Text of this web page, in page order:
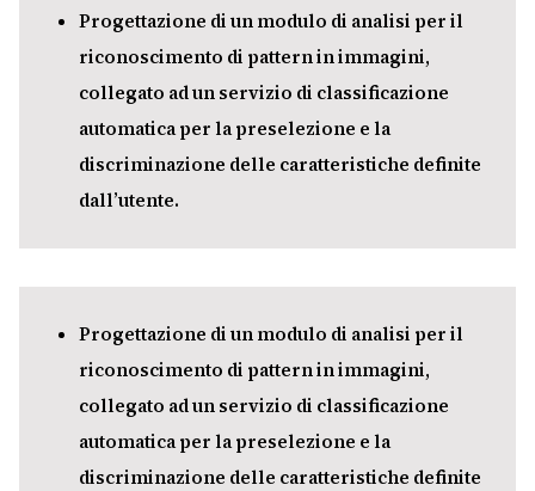
Progettazione di un modulo di analisi per il
riconoscimento di pattern in immagini,
collegato ad un servizio di classificazione
automatica per la preselezione e la
discriminazione delle caratteristiche definite
dall’utente.
Progettazione di un modulo di analisi per il
riconoscimento di pattern in immagini,
collegato ad un servizio di classificazione
automatica per la preselezione e la
discriminazione delle caratteristiche definite